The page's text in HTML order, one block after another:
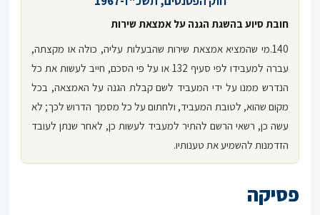
חובת סיוע בהשגת הגנה על אמצאת שירות
140.מי שהמציא אמצאת שירות שהבעלות עליה, כולה או מקצתה,
עברה למעבידו לפי סעיף 132 או על פי הסכם, חייב לעשות את כל
הנדרש ממנו על ידי המעביד לשם קבלת הגנה על האמצאה, בכל
מקום שהוא, לטובת המעביד, ולחתום על כל מסמך הדרוש לכך; לא
עשה כן, רשאי הרשם להתיר למעביד לעשות כן, לאחר שנתן לעובד
הזדמנות להשמיע את טענותיו.
פסיקה